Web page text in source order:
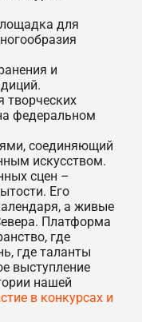
для
и
творческих
федеральном
соединяющий
искусством.
сцен –
Его
а живые
Платформа
где
где таланты
выступление
нашей
в конкурсах и